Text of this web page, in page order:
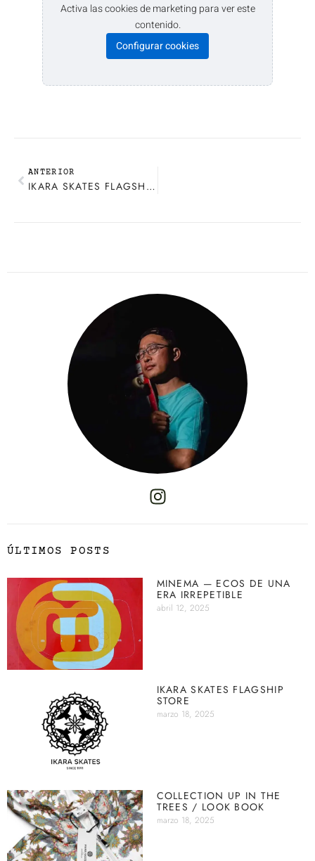
Activa las cookies de marketing para ver este
contenido.
Configurar cookies
ANTERIOR
IKARA SKATES FLAGSHIP STORE
ÚLTIMOS POSTS
MINEMA — ECOS DE UNA
ERA IRREPETIBLE
abril 12, 2025
IKARA SKATES FLAGSHIP
STORE
marzo 18, 2025
COLLECTION UP IN THE
TREES / LOOK BOOK
marzo 18, 2025